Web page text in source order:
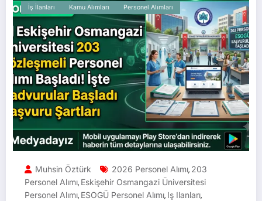
İş İlanları Kamu Alımları Personel Alımları
Muhsin Öztürk 2026 Personel Alımı, 203
Personel Alımı, Eskişehir Osmangazi Üniversitesi
Personel Alımı, ESOGÜ Personel Alımı, Iş Ilanları,